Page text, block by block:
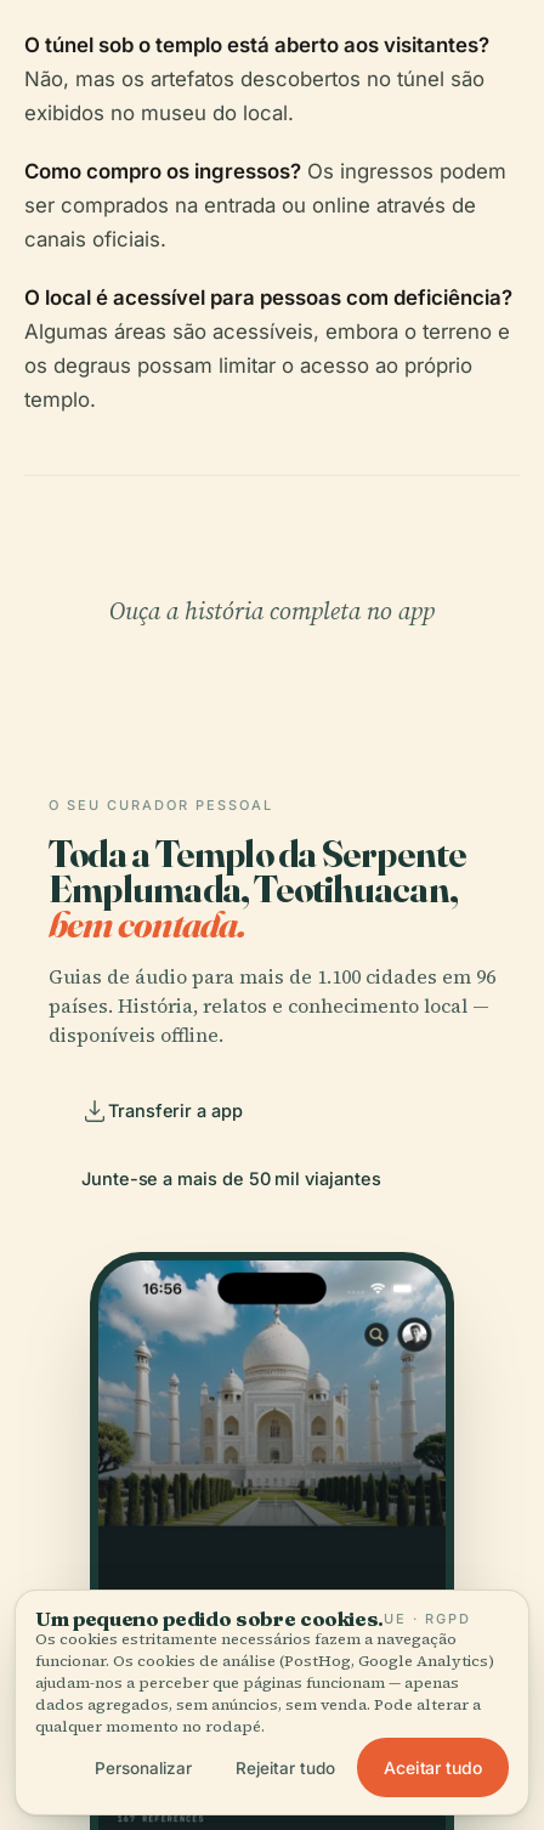
O túnel sob o templo está aberto aos visitantes?
Não, mas os artefatos descobertos no túnel são
exibidos no museu do local.
Como compro os ingressos? Os ingressos podem
ser comprados na entrada ou online através de
canais oficiais.
O local é acessível para pessoas com deficiência?
Algumas áreas são acessíveis, embora o terreno e
os degraus possam limitar o acesso ao próprio
templo.
Ouça a história completa no app
O SEU CURADOR PESSOAL
Toda a Templo da Serpente
Emplumada, Teotihuacan,
bem contada.
Guias de áudio para mais de 1.100 cidades em 96
países. História, relatos e conhecimento local —
disponíveis offline.
Transferir a app
Junte-se a mais de 50 mil viajantes
Um pequeno pedido sobre cookies.UE · RGPD
Os cookies estritamente necessários fazem a navegação
funcionar. Os cookies de análise (PostHog, Google Analytics)
ajudam-nos a perceber que páginas funcionam — apenas
dados agregados, sem anúncios, sem venda. Pode alterar a
qualquer momento no rodapé.
Personalizar Rejeitar tudo Aceitar tudo